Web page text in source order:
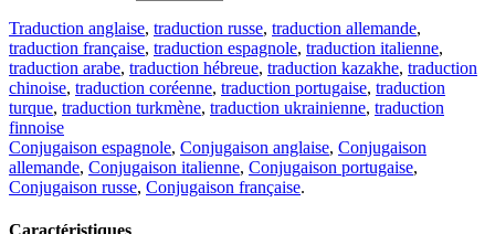
Traduction anglaise, traduction russe, traduction allemande,
traduction française, traduction espagnole, traduction italienne,
traduction arabe, traduction hébreue, traduction kazakhe, traduction
chinoise, traduction coréenne, traduction portugaise, traduction
turque, traduction turkmène, traduction ukrainienne, traduction
finnoise
Conjugaison espagnole, Conjugaison anglaise, Conjugaison
allemande, Conjugaison italienne, Conjugaison portugaise,
Conjugaison russe, Conjugaison française.
Caractéristiques